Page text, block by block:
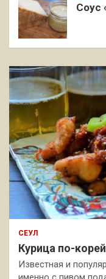
Соус
СЕУЛ
Курица по-
Известная и